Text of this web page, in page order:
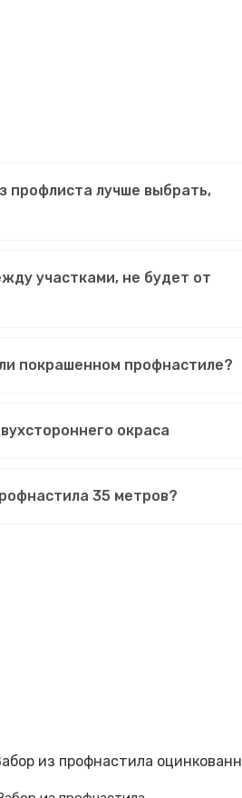
профлиста лучше выбрать,
участками, не будет от
покрашенном профнастиле?
окраса
35 метров?